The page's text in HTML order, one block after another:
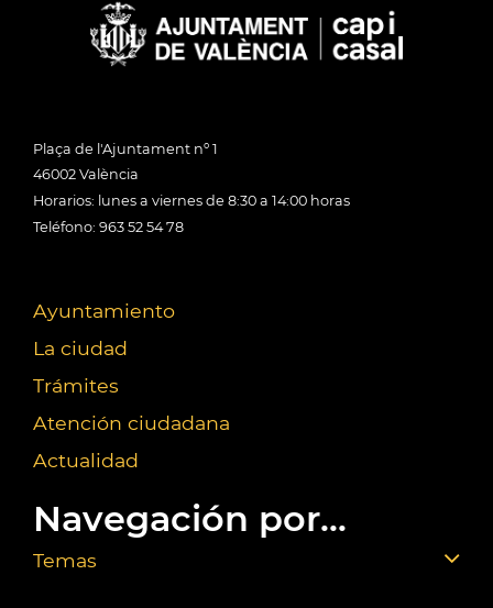
Plaça de l'Ajuntament nº 1
46002 València
Horarios: lunes a viernes de 8:30 a 14:00 horas
Teléfono: 963 52 54 78
Ayuntamiento
La ciudad
Trámites
Atención ciudadana
Actualidad
Navegación por...
Temas